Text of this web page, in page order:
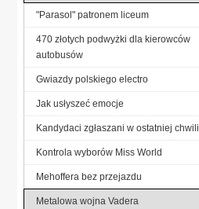
"Parasol" patronem liceum
470 złotych podwyżki dla kierowców
autobusów
Gwiazdy polskiego electro
Jak usłyszeć emocje
Kandydaci zgłaszani w ostatniej chwili
Kontrola wyborów Miss World
Mehoffera bez przejazdu
Metalowa wojna Vadera